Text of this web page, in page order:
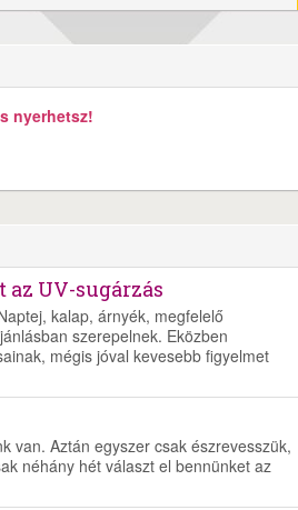
nyerhetsz!
UV-sugárzás
kalap, árnyék, megfelelő
szerepelnek. Eközben
mégis jóval kevesebb figyelmet
van. Aztán egyszer csak észrevesszük,
néhány hét választ el bennünket az